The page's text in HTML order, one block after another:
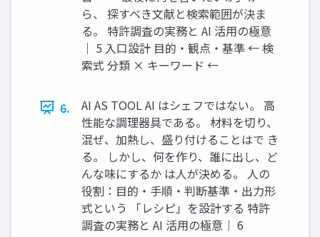
ら、 探すべき文献と検索範囲が決ま
る。 特許調査の実務と AI 活用の極意
｜ 5 入口設計 目的・観点・基準 ← 検
索式 分類 × キーワード ←
6.
AI AS TOOL AI はシェフではない。 高
性能な調理器具である。 材料を切り、
混ぜ、加熱し、盛り付けることはで き
る。 しかし、何を作り、誰に出し、ど
んな味にするか は人が決める。 人の
役割：目的・手順・判断基準・出力形
式という 「レシピ」を設計する 特許
調査の実務と AI 活用の極意｜ 6